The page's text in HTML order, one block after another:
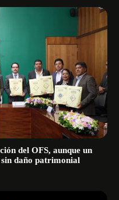
del OFS, aunque un
daño patrimonial